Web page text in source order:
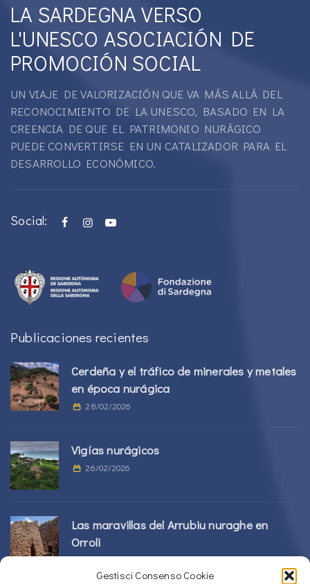
Gestisci Consenso Cookie
LA SARDEGNA VERSO
L'UNESCO ASOCIACIÓN DE
PROMOCIÓN SOCIAL
UN VIAJE DE VALORIZACIÓN QUE VA MÁS ALLÁ DEL
RECONOCIMIENTO DE LA UNESCO, BASADO EN LA
CREENCIA DE QUE EL PATRIMONIO NURÁGICO
PUEDE CONVERTIRSE EN UN CATALIZADOR PARA EL
DESARROLLO ECONÓMICO.
Social:
Publicaciones recientes
Cerdeña y el tráfico de minerales y metales
en época nurágica
28/02/2026
Vigías nurágicos
26/02/2026
Las maravillas del Arrubiu nuraghe en
Orroli
24/02/2026